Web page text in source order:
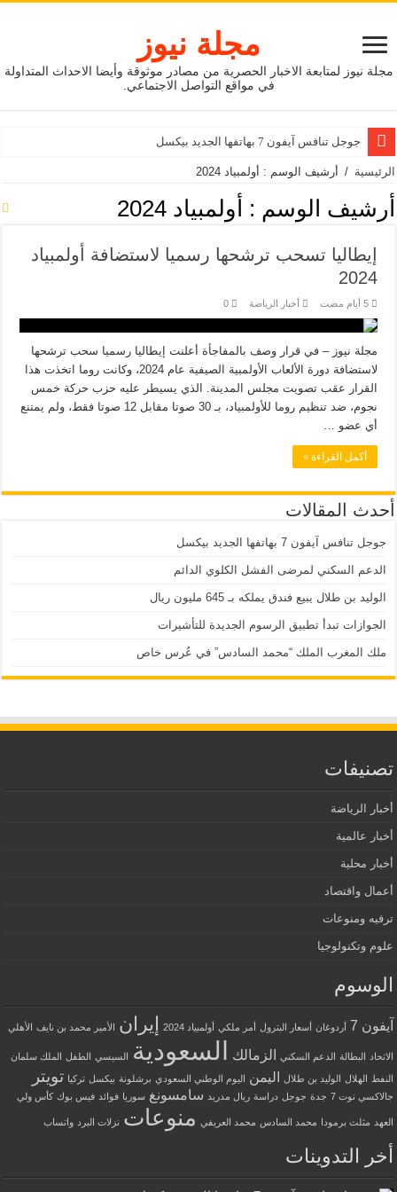
مجلة نيوز
مجلة نيوز لمتابعة الاخبار الحصرية من مصادر موثوقة وأيضا الاحداث المتداولة
في مواقع التواصل الاجتماعي.
جوجل تنافس آيفون 7 بهاتفها الجديد بيكسل
الرئيسية / أرشيف الوسم : أولمبياد 2024
أرشيف الوسم : أولمبياد 2024
إيطاليا تسحب ترشحها رسميا لاستضافة أولمبياد
2024
‏5 أيام مضت أخبار الرياضة 0
مجلة نيوز – في قرار وصف بالمفاجأة أعلنت إيطاليا رسميا سحب ترشحها
لاستضافة دورة الألعاب الأولمبية الصيفية عام 2024، وكانت روما اتخذت هذا
القرار عقب تصويت مجلس المدينة. الذي يسيطر عليه حزب حركة خمس
نجوم، ضد تنظيم روما للأولمبياد، بـ 30 صوتا مقابل 12 صوتا فقط، ولم يمتنع
أي عضو …
أكمل القراءة »
أحدث المقالات
جوجل تنافس آيفون 7 بهاتفها الجديد بيكسل
الدعم السكني لمرضى الفشل الكلوي الدائم
الوليد بن طلال يبيع فندق يملكه بـ 645 مليون ريال
الجوازات تبدأ تطبيق الرسوم الجديدة للتأشيرات
ملك المغرب الملك “محمد السادس” في عُرس خاص
تصنيفات
أخبار الرياضة
أخبار عالمية
أخبار محلية
أعمال واقتصاد
ترفيه ومنوعات
علوم وتكنولوجيا
الوسوم
آيفون 7 أردوغان أسعار البترول أمر ملكي أولمبياد 2024 إيران الأمير محمد بن نايف الأهلي
الاتحاد البطالة الدعم السكني الزمالك السعودية السيسي الطفل الملك سلمان
النفط الهلال الوليد بن طلال اليمن اليوم الوطني السعودي برشلونة بيكسل تركيا تويتر
جالاكسي نوت 7 جدة جوجل دراسة ريال مدريد سامسونغ سوريا فوائد فيس بوك كأس ولي
العهد مثلث برمودا محمد السادس محمد العريفي منوعات نزلات البرد واتساب
أخر التدوينات